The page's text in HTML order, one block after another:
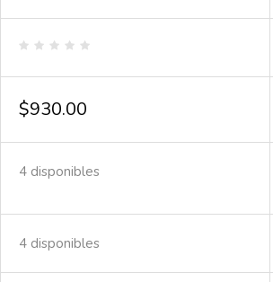
en
de
5
$930.00
4 disponibles
4 disponibles